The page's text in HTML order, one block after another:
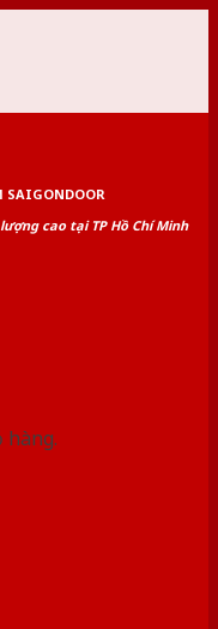
SAIGONDOOR
cao tại TP Hồ Chí Minh
hàng.